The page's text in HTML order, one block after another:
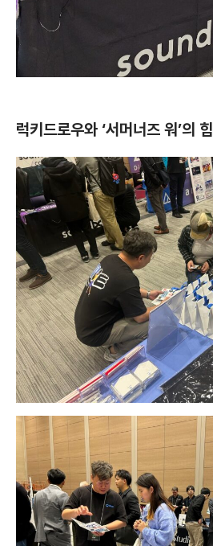
럭키드로우와 ‘서머너즈 워’의 힘